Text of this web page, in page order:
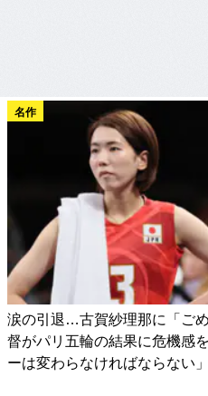
名作
涙の引退…古賀紗理那に「ご
督がパリ五輪の結果に危機感
ーは変わらなければならない」